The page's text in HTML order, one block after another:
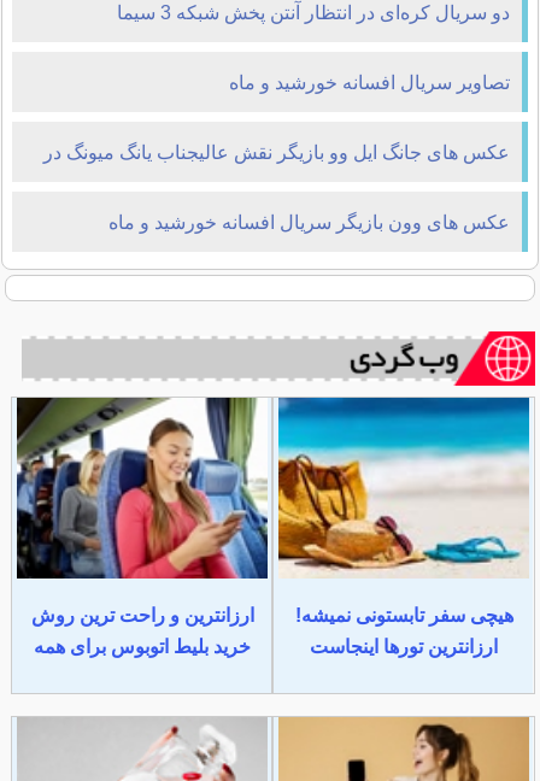
دو سریال کره‌ای در انتظار آنتن پخش شبکه 3 سیما
تصاویر سریال افسانه خورشید و ماه
عکس های جانگ ایل وو بازیگر نقش عالیجناب یانگ میونگ در
افسانه خورشید و ماه
عکس های وون بازیگر سریال افسانه خورشید و ماه
هیچی سفر تابستونی نمیشه!
ارزانترین تورها اینجاست
ارزانترین و راحت ترین روش
خرید بلیط اتوبوس برای همه